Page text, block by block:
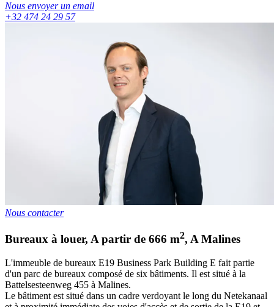
Nous envoyer un email
+32 474 24 29 57
Nous contacter
Bureaux à louer, A partir de 666 m2, A Malines
L'immeuble de bureaux E19 Business Park Building E fait partie
d'un parc de bureaux composé de six bâtiments. Il est situé à la
Battelsesteenweg 455 à Malines.
Le bâtiment est situé dans un cadre verdoyant le long du Netekanaal